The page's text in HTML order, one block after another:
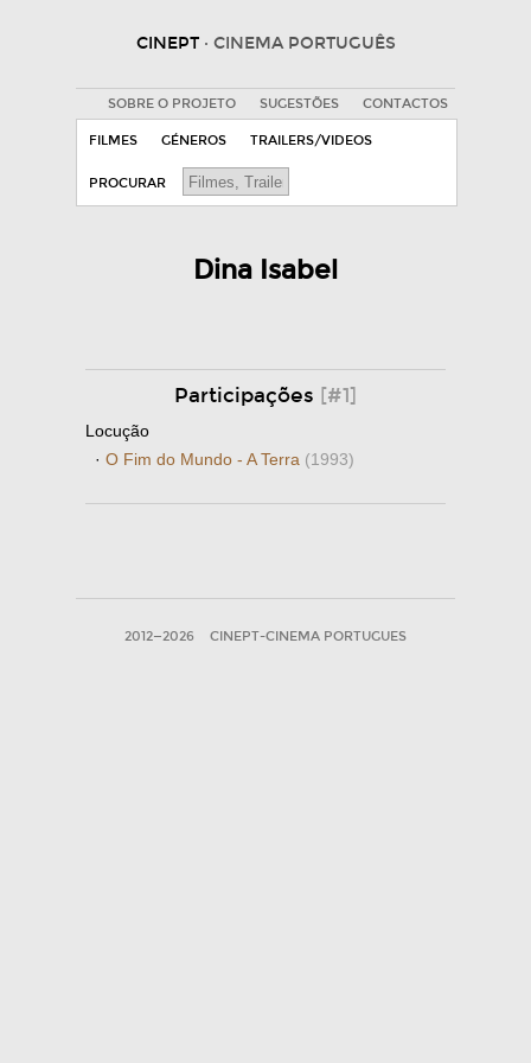
CINEPT · CINEMA PORTUGUÊS
SOBRE O PROJETO SUGESTÕES CONTACTOS
FILMES GÉNEROS TRAILERS/VIDEOS
PROCURAR
Dina Isabel
Participações [#1]
Locução
· O Fim do Mundo - A Terra (1993)
2012—2026 CINEPT-CINEMA PORTUGUES